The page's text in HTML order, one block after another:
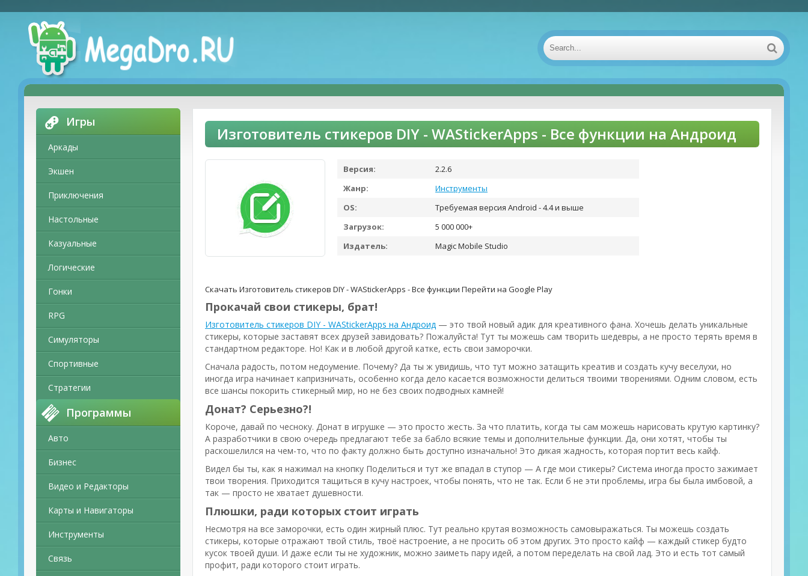
Игры
Аркады
Экшен
Приключения
Настольные
Казуальные
Логические
Гонки
RPG
Симуляторы
Спортивные
Стратегии
Программы
Авто
Бизнес
Видео и Редакторы
Карты и Навигаторы
Инструменты
Связь
Изготовитель стикеров DIY - WAStickerApps - Все функции на Андроид
Версия:
2.2.6
Жанр:
Инструменты
OS:
Требуемая версия Android - 4.4 и выше
Загрузок:
5 000 000+
Издатель:
Magic Mobile Studio
Скачать Изготовитель стикеров DIY - WAStickerApps - Все функции Перейти на Google Play
Прокачай свои стикеры, брат!
Изготовитель стикеров DIY - WAStickerApps на Андроид — это твой новый адик для креативного фана. Хочешь делать уникальные
стикеры, которые заставят всех друзей завидовать? Пожалуйста! Тут ты можешь сам творить шедевры, а не просто терять время в
стандартном редакторе. Но! Как и в любой другой катке, есть свои заморочки.
Сначала радость, потом недоумение. Почему? Да ты ж увидишь, что тут можно затащить креатив и создать кучу веселухи, но
иногда игра начинает капризничать, особенно когда дело касается возможности делиться твоими творениями. Одним словом, есть
все шансы покорить стикерный мир, но не без своих подводных камней!
Донат? Серьезно?!
Короче, давай по чесноку. Донат в игрушке — это просто жесть. За что платить, когда ты сам можешь нарисовать крутую картинку?
А разработчики в свою очередь предлагают тебе за бабло всякие темы и дополнительные функции. Да, они хотят, чтобы ты
раскошелился на чем-то, что по факту должно быть доступно изначально! Это дикая жадность, которая портит весь кайф.
Видел бы ты, как я нажимал на кнопку Поделиться и тут же впадал в ступор — А где мои стикеры? Система иногда просто зажимает
твои творения. Приходится тащиться в кучу настроек, чтобы понять, что не так. Если б не эти проблемы, игра бы была имбовой, а
так — просто не хватает душевности.
Плюшки, ради которых стоит играть
Несмотря на все заморочки, есть один жирный плюс. Тут реально крутая возможность самовыражаться. Ты можешь создать
стикеры, которые отражают твой стиль, твоё настроение, а не просить об этом других. Это просто кайф — каждый стикер будто
кусок твоей души. И даже если ты не художник, можно заиметь пару идей, а потом переделать на свой лад. Это и есть тот самый
профит, ради которого стоит играть.